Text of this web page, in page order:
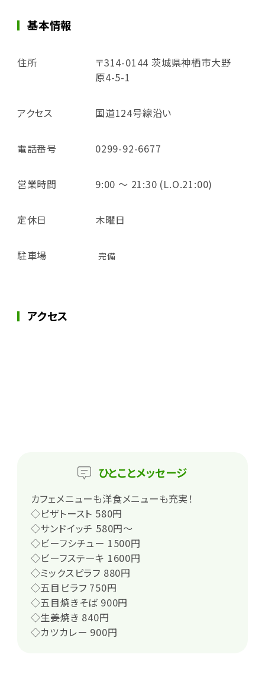
基本情報
住所
〒314-0144 茨城県神栖市大野
原4-5-1
アクセス 国道124号線沿い
電話番号 0299-92-6677
営業時間 9:00 ～ 21:30 (L.O.21:00)
定休日 木曜日
駐車場 完備
アクセス
ひとことメッセージ
カフェメニューも洋食メニューも充実！
◇ピザトースト 580円
◇サンドイッチ 580円～
◇ビーフシチュー 1500円
◇ビーフステーキ 1600円
◇ミックスピラフ 880円
◇五目ピラフ 750円
◇五目焼きそば 900円
◇生姜焼き 840円
◇カツカレー 900円